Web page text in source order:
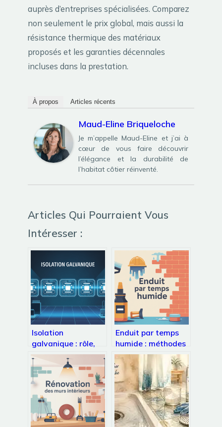
auprès d’entreprises spécialisées. Comparez
non seulement le prix global, mais aussi la
résistance thermique des matériaux
proposés et les garanties décennales
incluses dans la prestation.
À propos Articles récents
Maud-Eline Briqueloche
Je m’appelle Maud-Eline et j’ai à
cœur de vous faire découvrir
l’élégance et la durabilité de
l’habitat côtier réinventé.
Articles Qui Pourraient Vous
Intéresser :
Isolation
galvanique : rôle,
principes et bonnes
pratiques de
conception
Enduit par temps
humide : méthodes
fiables pour réussir
vos travaux